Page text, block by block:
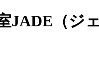
JADE（ジ